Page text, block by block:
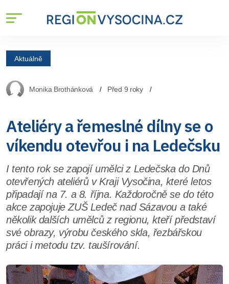
Aktuálně
Monika Brothánková Před 9 roky
Ateliéry a řemeslné dílny se o
víkendu otevřou i na Ledečsku
I tento rok se zapojí umělci z Ledečska do Dnů
otevřených ateliérů v Kraji Vysočina, které letos
připadají na 7. a 8. října. Každoročně se do této
akce zapojuje ZUŠ Ledeč nad Sázavou a také
několik dalších umělců z regionu, kteří představí
své obrazy, výrobu českého skla, řezbářskou
práci i metodu tzv. taušírování.